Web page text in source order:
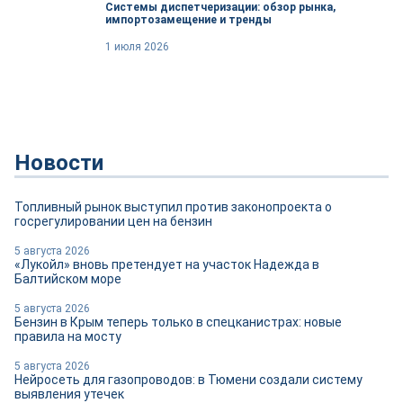
Системы диспетчеризации: обзор рынка,
импортозамещение и тренды
1 июля 2026
Новости
Топливный рынок выступил против законопроекта о
госрегулировании цен на бензин
5 августа 2026
«Лукойл» вновь претендует на участок Надежда в
Балтийском море
5 августа 2026
Бензин в Крым теперь только в спецканистрах: новые
правила на мосту
5 августа 2026
Нейросеть для газопроводов: в Тюмени создали систему
выявления утечек